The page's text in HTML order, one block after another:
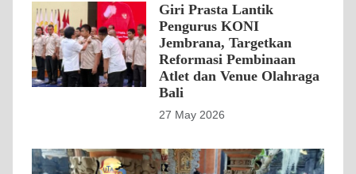
Giri Prasta Lantik
Pengurus KONI
Jembrana, Targetkan
Reformasi Pembinaan
Atlet dan Venue Olahraga
Bali
27 May 2026